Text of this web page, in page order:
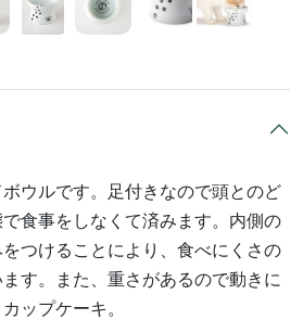
ウルです。足付きなので頭とのど
食事をしなくて済みます。内側の
つけることにより、食べにくさの
す。また、重さがあるので動きに
ップケーキ。